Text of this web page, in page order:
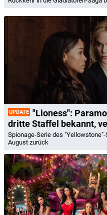
UPDATE "Lioness":
dritte Staffel bekannt,
Spionage-Serie des
August zurück